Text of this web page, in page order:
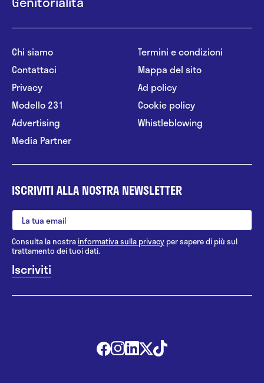
Chi siamo
Contattaci
Privacy
Modello 231
Advertising
Media Partner
Termini e condizioni
Mappa del sito
Ad policy
Cookie policy
Whistleblowing
ISCRIVITI ALLA NOSTRA NEWSLETTER
Consulta la nostrainformativa sulla privacy per sapere di più sul
trattamento dei tuoi dati.